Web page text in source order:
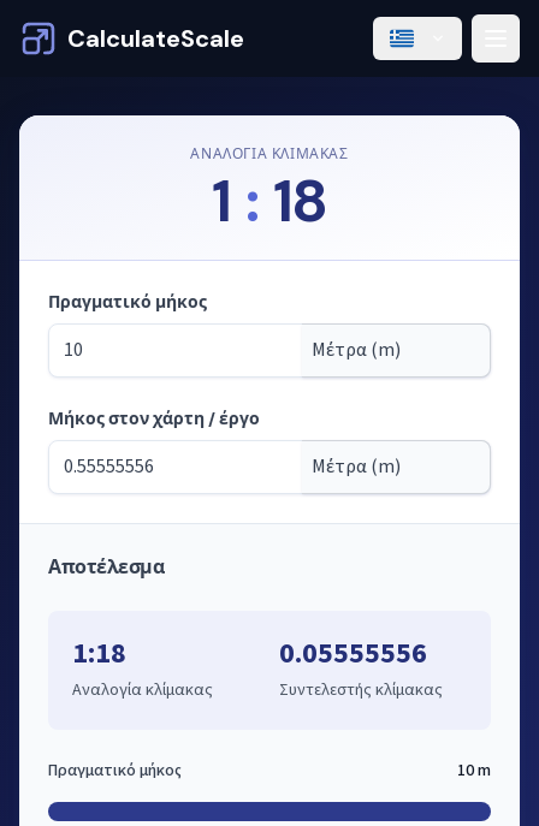
CalculateScale
ΑΝΑΛΟΓΊΑ ΚΛΊΜΑΚΑΣ
1 : 18
Λειτουργία: υπολογισμός μηκών από την κλίμακα
Πραγματικό μήκος
Μήκος στον χάρτη / έργο
Αποτέλεσμα
1:18
Αναλογία κλίμακας
0.05555556
Συντελεστής κλίμακας
Πραγματικό μήκος 10 m